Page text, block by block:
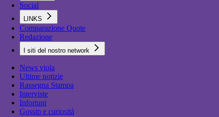
Social
LINKS
Comparazione Quote
Redazione
I siti del nostro network
News viola
Ultime notizie
Rassegna Stampa
Interviste
Infortuni
Gossip e curiosità